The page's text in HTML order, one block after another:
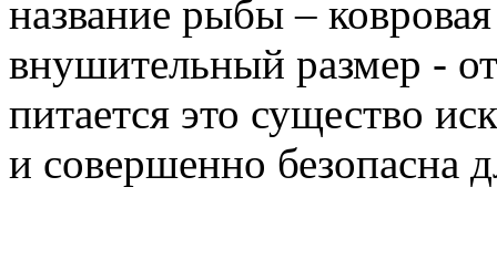
название рыбы –
внушительный размер -
питается это существо
и совершенно безопасна